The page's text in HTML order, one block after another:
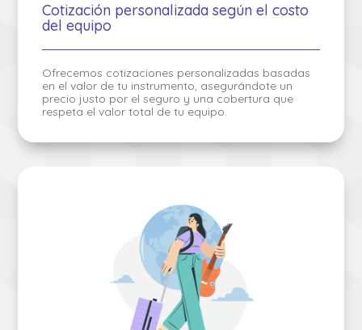
Cotización personalizada según el costo
del equipo
Ofrecemos cotizaciones personalizadas basadas
en el valor de tu instrumento, asegurándote un
precio justo por el seguro y una cobertura que
respeta el valor total de tu equipo.